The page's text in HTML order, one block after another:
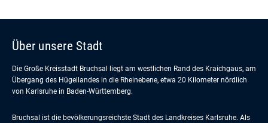
Über unsere Stadt
Die Große Kreisstadt Bruchsal liegt am westlichen Rand des Kraichgaus, am
Übergang des Hügellandes in die Rheinebene, etwa 20 Kilometer nördlich
von Karlsruhe in Baden-Württemberg.
Bruchsal ist die bevölkerungsreichste Stadt des Landkreises Karlsruhe. Als